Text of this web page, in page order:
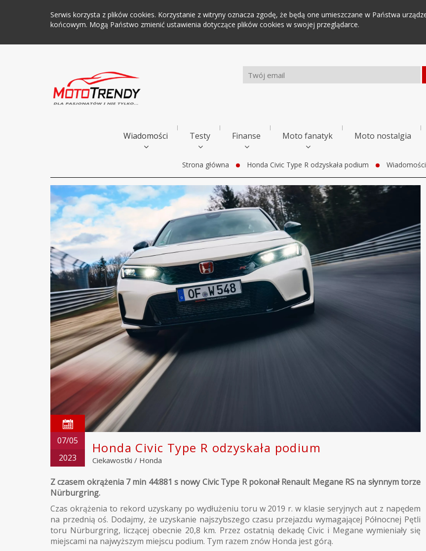
Serwis korzysta z plików cookies. Korzystanie z witryny oznacza zgodę, że będą one umieszczane w Państwa
końcowym. Mogą Państwo zmienić ustawienia dotyczące plików cookies w swojej przeglądarce.
Wiadomości Testy Finanse Moto fanatyk Moto nostalgia
Strona główna Honda Civic Type R odzyskała podium Wiadomości
07/05
2023
Honda Civic Type R odzyskała podium
Ciekawostki / Honda
Z czasem okrążenia 7 min 44:881 s nowy Civic Type R pokonał Renault Megane RS na słynnym torze
Nürburgring.
Czas okrążenia to rekord uzyskany po wydłużeniu toru w 2019 r. w klasie seryjnych aut z napędem
na przednią oś. Dodajmy, że uzyskanie najszybszego czasu przejazdu wymagającej Północnej Pętli
toru Nürburgring, liczącej obecnie 20,8 km. Przez ostatnią dekadę Civic i Megane wymieniały się
miejscami na najwyższym miejscu podium. Tym razem znów Honda jest górą.